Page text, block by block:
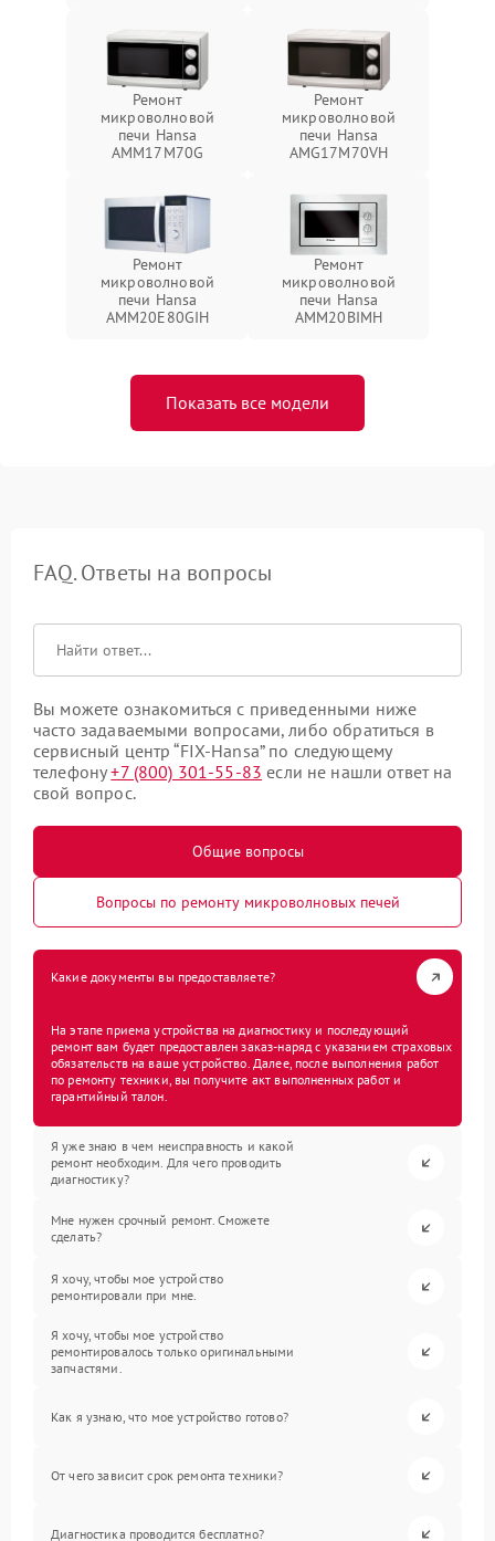
Ремонт
микроволновой
печи Hansa
AMM17M70G
Ремонт
микроволновой
печи Hansa
AMG17M70VH
Ремонт
микроволновой
печи Hansa
AMM20E80GIH
Ремонт
микроволновой
печи Hansa
AMM20BIMH
Показать все модели
FAQ. Ответы на вопросы
Вы можете ознакомиться с приведенными ниже
часто задаваемыми вопросами, либо обратиться в
сервисный центр “FIX-Hansa” по следующему
телефону+7 (800) 301-55-83 если не нашли ответ на
свой вопрос.
Общие вопросы
Вопросы по ремонту микроволновых печей
Какие документы вы предоставляете?
На этапе приема устройства на диагностику и последующий
ремонт вам будет предоставлен заказ-наряд с указанием страховых
обязательств на ваше устройство. Далее, после выполнения работ
по ремонту техники, вы получите акт выполненных работ и
гарантийный талон.
Я уже знаю в чем неисправность и какой
ремонт необходим. Для чего проводить
диагностику?
Мне нужен срочный ремонт. Сможете
сделать?
Я хочу, чтобы мое устройство
ремонтировали при мне.
Я хочу, чтобы мое устройство
ремонтировалось только оригинальными
запчастями.
Как я узнаю, что мое устройство готово?
От чего зависит срок ремонта техники?
Диагностика проводится бесплатно?